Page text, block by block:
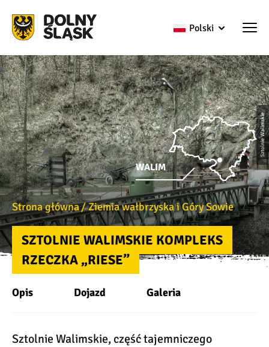
Polski
Sztolnie Walimskie
Strona główna Ziemia wałbrzyska i Góry Sowie
SZTOLNIE WALIMSKIE KOMPLEKS
RZECZKA „RIESE”
WALIM
Opis Dojazd Galeria
Sztolnie Walimskie, część tajemniczego